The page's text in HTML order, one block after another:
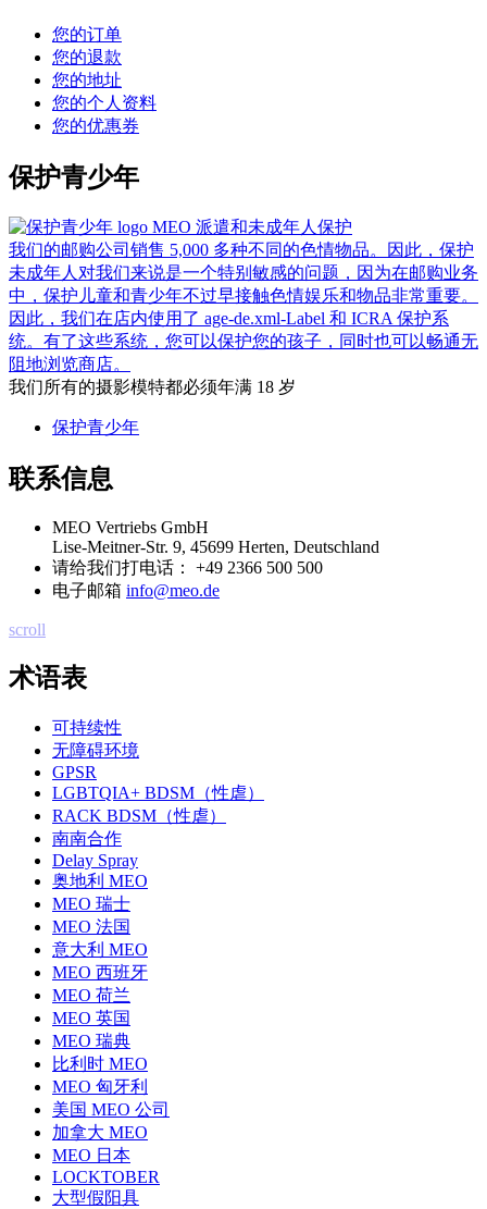
您的订单
您的退款
您的地址
您的个人资料
您的优惠券
保护青少年
MEO 派遣和未成年人保护
我们的邮购公司销售 5,000 多种不同的色情物品。因此，保护
未成年人对我们来说是一个特别敏感的问题，因为在邮购业务
中，保护儿童和青少年不过早接触色情娱乐和物品非常重要。
因此，我们在店内使用了 age-de.xml-Label 和 ICRA 保护系
统。有了这些系统，您可以保护您的孩子，同时也可以畅通无
阻地浏览商店。
我们所有的摄影模特都必须年满 18 岁
保护青少年
联系信息
MEO Vertriebs GmbH
Lise-Meitner-Str. 9, 45699 Herten, Deutschland
请给我们打电话： +49 2366 500 500
电子邮箱 info@meo.de
scroll
术语表
可持续性
无障碍环境
GPSR
LGBTQIA+ BDSM（性虐）
RACK BDSM（性虐）
南南合作
Delay Spray
奥地利 MEO
MEO 瑞士
MEO 法国
意大利 MEO
MEO 西班牙
MEO 荷兰
MEO 英国
MEO 瑞典
比利时 MEO
MEO 匈牙利
美国 MEO 公司
加拿大 MEO
MEO 日本
LOCKTOBER
大型假阳具